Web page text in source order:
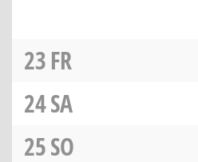
23FR
24SA
25SO